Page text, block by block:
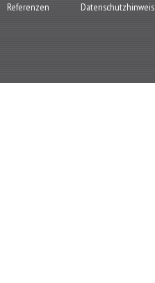
Referenzen
Datenschutzhinweis